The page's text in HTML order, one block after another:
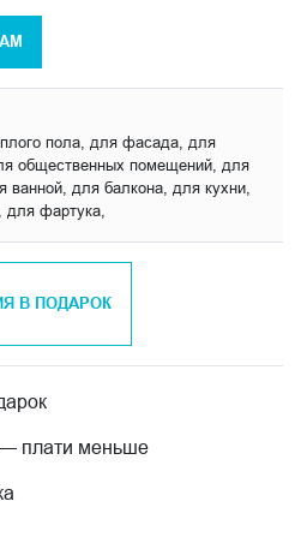
пола, для фасада, для
общественных помещений, для
ванной, для балкона, для кухни,
фартука,
В ПОДАРОК
плати меньше